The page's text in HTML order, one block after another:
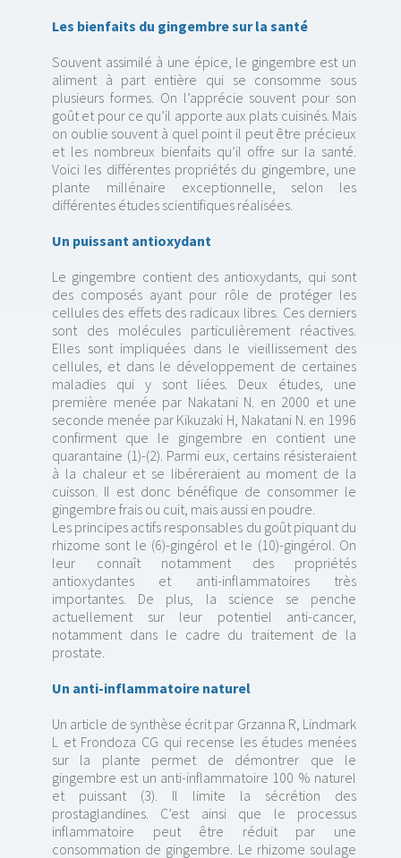
Les bienfaits du gingembre sur la santé
Souvent assimilé à une épice, le gingembre est un
aliment à part entière qui se consomme sous
plusieurs formes. On l’apprécie souvent pour son
goût et pour ce qu’il apporte aux plats cuisinés. Mais
on oublie souvent à quel point il peut être précieux
et les nombreux bienfaits qu’il offre sur la santé.
Voici les différentes propriétés du gingembre, une
plante millénaire exceptionnelle, selon les
différentes études scientifiques réalisées.
Un puissant antioxydant
Le gingembre contient des antioxydants, qui sont
des composés ayant pour rôle de protéger les
cellules des effets des radicaux libres. Ces derniers
sont des molécules particulièrement réactives.
Elles sont impliquées dans le vieillissement des
cellules, et dans le développement de certaines
maladies qui y sont liées. Deux études, une
première menée par Nakatani N. en 2000 et une
seconde menée par Kikuzaki H, Nakatani N. en 1996
confirment que le gingembre en contient une
quarantaine (1)-(2). Parmi eux, certains résisteraient
à la chaleur et se libéreraient au moment de la
cuisson. Il est donc bénéfique de consommer le
gingembre frais ou cuit, mais aussi en poudre.
Les principes actifs responsables du goût piquant du
rhizome sont le (6)-gingérol et le (10)-gingérol. On
leur connaît notamment des propriétés
antioxydantes et anti-inflammatoires très
importantes. De plus, la science se penche
actuellement sur leur potentiel anti-cancer,
notamment dans le cadre du traitement de la
prostate.
Un anti-inflammatoire naturel
Un article de synthèse écrit par Grzanna R, Lindmark
L et Frondoza CG qui recense les études menées
sur la plante permet de démontrer que le
gingembre est un anti-inflammatoire 100 % naturel
et puissant (3). Il limite la sécrétion des
prostaglandines. C’est ainsi que le processus
inflammatoire peut être réduit par une
consommation de gingembre. Le rhizome soulage